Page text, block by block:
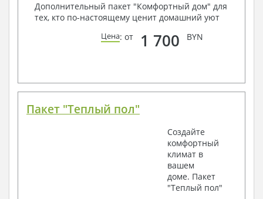
Дополнительный пакет "Комфортный дом" для
тех, кто по-настоящему ценит домашний уют
Цена: от 1 700 BYN
Пакет "Теплый пол"
Создайте
комфортный
климат в
вашем
доме. Пакет
"Теплый пол"